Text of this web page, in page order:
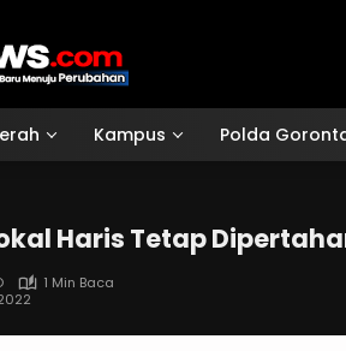
Kampus Polda
Haris Tetap
1 Min Baca